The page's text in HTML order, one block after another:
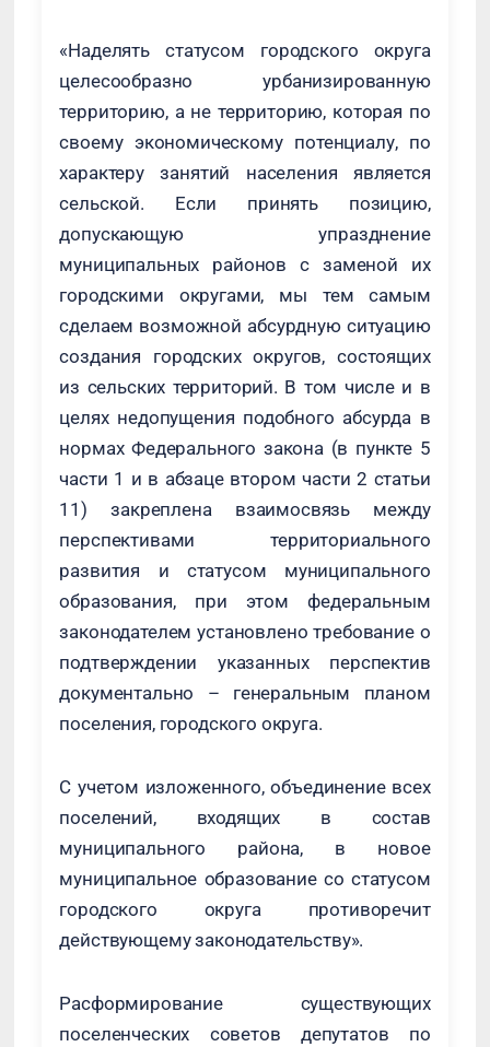
«Наделять статусом городского округа
целесообразно урбанизированную
территорию, а не территорию, которая по
своему экономическому потенциалу, по
характеру занятий населения является
сельской. Если принять позицию,
допускающую упразднение
муниципальных районов с заменой их
городскими округами, мы тем самым
сделаем возможной абсурдную ситуацию
создания городских округов, состоящих
из сельских территорий. В том числе и в
целях недопущения подобного абсурда в
нормах Федерального закона (в пункте 5
части 1 и в абзаце втором части 2 статьи
11) закреплена взаимосвязь между
перспективами территориального
развития и статусом муниципального
образования, при этом федеральным
законодателем установлено требование о
подтверждении указанных перспектив
документально – генеральным планом
поселения, городского округа.
С учетом изложенного, объединение всех
поселений, входящих в состав
муниципального района, в новое
муниципальное образование со статусом
городского округа противоречит
действующему законодательству».
Расформирование существующих
поселенческих советов депутатов по